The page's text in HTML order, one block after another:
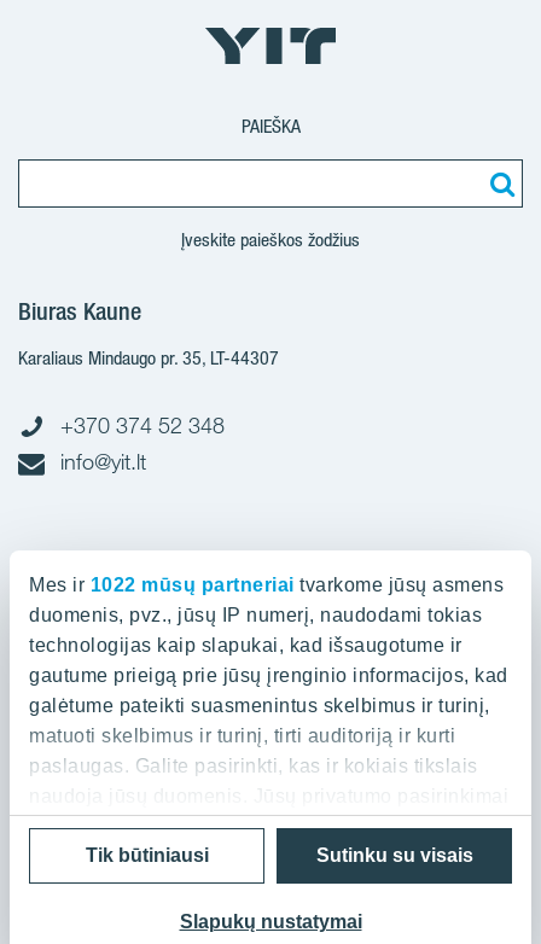
Mes ir 1022 mūsų partneriai tvarkome jūsų asmens
duomenis, pvz., jūsų IP numerį, naudodami tokias
technologijas kaip slapukai, kad išsaugotume ir
gautume prieigą prie jūsų įrenginio informacijos, kad
galėtume pateikti suasmenintus skelbimus ir turinį,
matuoti skelbimus ir turinį, tirti auditoriją ir kurti
paslaugas. Galite pasirinkti, kas ir kokiais tikslais
naudoja jūsų duomenis. Jūsų privatumo pasirinkimai
galioja tik šioje skaitmeninėje nuosavybėje, kurioje
pasirinkote. Savo sutikimą galite bet kada pakeisti
arba atšaukti spustelėję nuorodą į poraštę arba
piktogramą „Privatumo trigeris“.
Sutinku su visais
Slapukų nustatymai
Tik būtiniausi
PAIEŠKA
Įveskite paieškos žodžius
Biuras Kaune
Karaliaus Mindaugo pr. 35, LT-44307
+370 374 52 348
info@yit.lt
Spaudos g. 7, LT-05132
+370 523 88 836
info@yit.lt
Naudojimo sąlygos ir Privatumo politika
Cookies